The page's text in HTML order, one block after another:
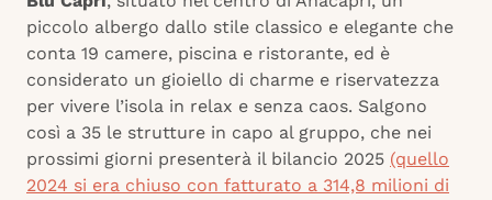
piccolo albergo dallo stile classico e elegante che
conta 19 camere, piscina e ristorante, ed è
considerato un gioiello di charme e riservatezza
per vivere l’isola in relax e senza caos. Salgono
così a 35 le strutture in capo al gruppo, che nei
prossimi giorni presenterà il bilancio 2025 (quello
2024 si era chiuso con fatturato a 314,8 milioni di